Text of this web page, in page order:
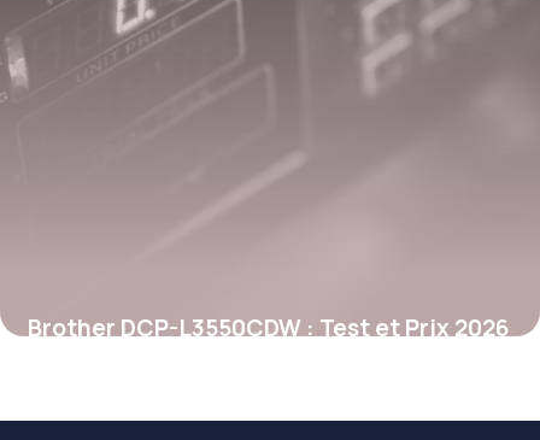
Brother DCP-L3550CDW : Test et Prix 2026